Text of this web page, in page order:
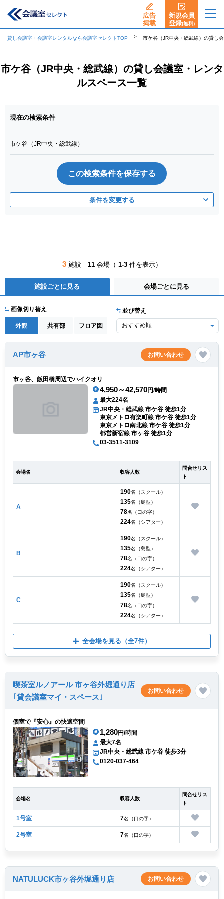
広告
揭載
新規会員
登録(無料)
貸し会議室・会議室レンタルなら会議室セレクトTOP 市ケ谷（JR中央・総武線）の貸し
市ケ谷（JR中央・総武線）の貸し会議室・レンタ
ルスペース一覧
現在の検索条件
市ケ谷（JR中央・総武線）
この検索条件を保存する
条件を変更する
3施設 11会場（ 1-3件を表示）
施設ごとに見る 会場ごとに見る
画像切り替え
外観 共有部 フロア図
並び替え
AP市ヶ谷 お問い合わせ
市ヶ谷、飯田橋周辺でハイクオリ
4,950～42,570円/時間
最大224名
JR中央・総武線 市ケ谷 徒歩1分
東京メトロ有楽町線 市ケ谷 徒歩1分
東京メトロ南北線 市ケ谷 徒歩1分
都営新宿線 市ヶ谷 徒歩1分
03-3511-3109
会場名 収容人数
問合せリス
ト
A
190名（スクール）
135名（島型）
78名（口の字）
224名（シアター）
B
190名（スクール）
135名（島型）
78名（口の字）
224名（シアター）
C
190名（スクール）
135名（島型）
78名（口の字）
224名（シアター）
全会場を見る （全7件）
喫茶室ルノアール 市ヶ谷外堀通り店
｢貸会議室マイ・スペース｣
お問い合わせ
個室で『安心』の快適空間
1,280円/時間
最大7名
JR中央・総武線 市ケ谷 徒歩3分
0120-037-464
会場名 収容人数
問合せリス
ト
1号室 7名（口の字）
2号室 7名（口の字）
NATULUCK市ヶ谷外堀通り店 お問い合わせ